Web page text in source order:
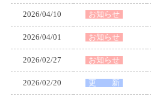
2026/04/10 お知らせ
2026/04/01 お知らせ
2026/02/27 お知らせ
2026/02/20 更 新